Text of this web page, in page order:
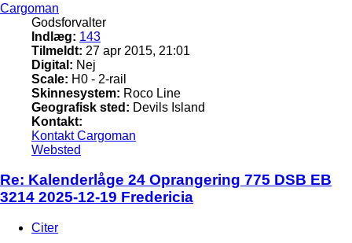
Cargoman
Godsforvalter
Indlæg: 143
Tilmeldt: 27 apr 2015, 21:01
Digital: Nej
Scale: H0 - 2-rail
Skinnesystem: Roco Line
Geografisk sted: Devils Island
Kontakt:
Kontakt Cargoman
Websted
Re: Kalenderlåge 24 Oprangering 775 DSB EB
3214 2025-12-19 Fredericia
Citer